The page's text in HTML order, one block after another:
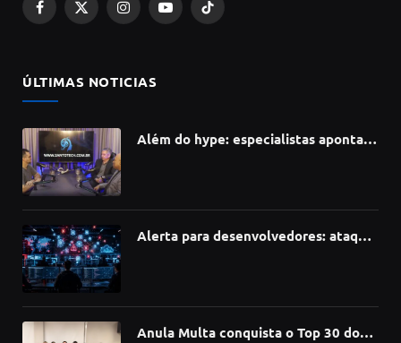
Facebook
X
InstagramYouTubeTikTok
ÚLTIMAS NOTICIAS
Além do hype: especialistas apontam
Alerta para desenvolvedores: ataque
Anula Multa conquista o Top 30 do